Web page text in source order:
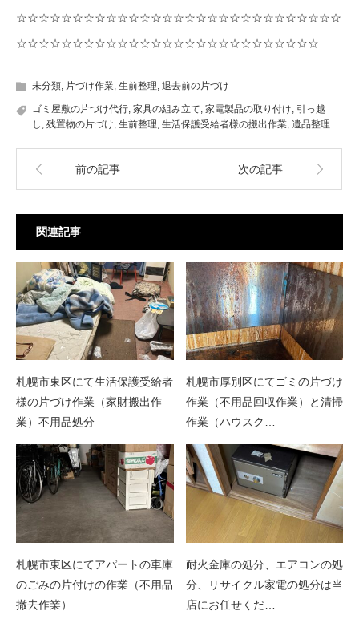
☆☆☆☆☆☆☆☆☆☆☆☆☆☆☆☆☆☆☆☆☆☆☆☆☆☆☆☆☆
☆☆☆☆☆☆☆☆☆☆☆☆☆☆☆☆☆☆☆☆☆☆☆☆☆☆☆
未分類 片づけ作業 生前整理 退去前の片づけ
ゴミ屋敷の片づけ代行 家具の組み立て 家電製品の取り付け 引っ越
し 残置物の片づけ 生前整理 生活保護受給者様の搬出作業 遺品整理
前の記事 次の記事
関連記事
札幌市東区にて生活保護受給者
様の片づけ作業（家財搬出作
業）不用品処分
札幌市厚別区にてゴミの片づけ
作業（不用品回収作業）と清掃
作業（ハウスク…
札幌市東区にてアパートの車庫
のごみの片付けの作業（不用品
撤去作業）
耐火金庫の処分、エアコンの処
分、リサイクル家電の処分は当
店にお任せくだ…